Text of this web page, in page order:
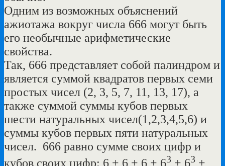
Одним из возможных объяснений
ажиотажа вокруг числа 666 могут быть
его необычные арифметические
свойства.
Так, 666 представляет собой палиндром и
является суммой квадратов первых семи
простых чисел (2, 3, 5, 7, 11, 13, 17), а
также суммой суммы кубов первых
шести натуральных чисел(1,2,3,4,5,6) и
суммы кубов первых пяти натуральных
чисел. 666 равно сумме своих цифр и
кубов своих цифр: 6 + 6 + 6 + 63 + 63 +